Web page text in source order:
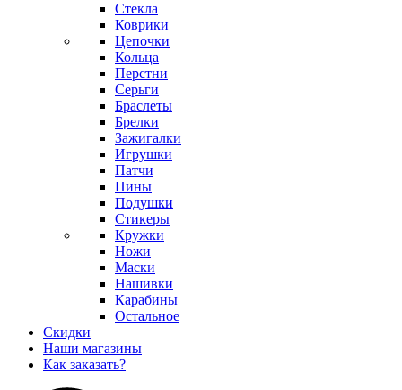
Стекла
Коврики
Цепочки
Кольца
Перстни
Серьги
Браслеты
Брелки
Зажигалки
Игрушки
Патчи
Пины
Подушки
Стикеры
Кружки
Ножи
Маски
Нашивки
Карабины
Остальное
Скидки
Наши магазины
Как заказать?